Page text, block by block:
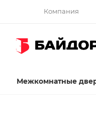
Компания
Межкомнатные